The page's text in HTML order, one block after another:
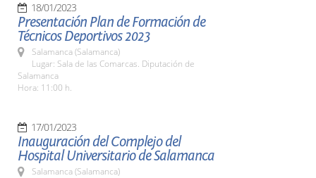
18/01/2023
Presentación Plan de Formación de
Técnicos Deportivos 2023
Salamanca (Salamanca)
Lugar: Sala de las Comarcas. Diputación de
Salamanca
Hora: 11:00 h.
17/01/2023
Inauguración del Complejo del
Hospital Universitario de Salamanca
Salamanca (Salamanca)